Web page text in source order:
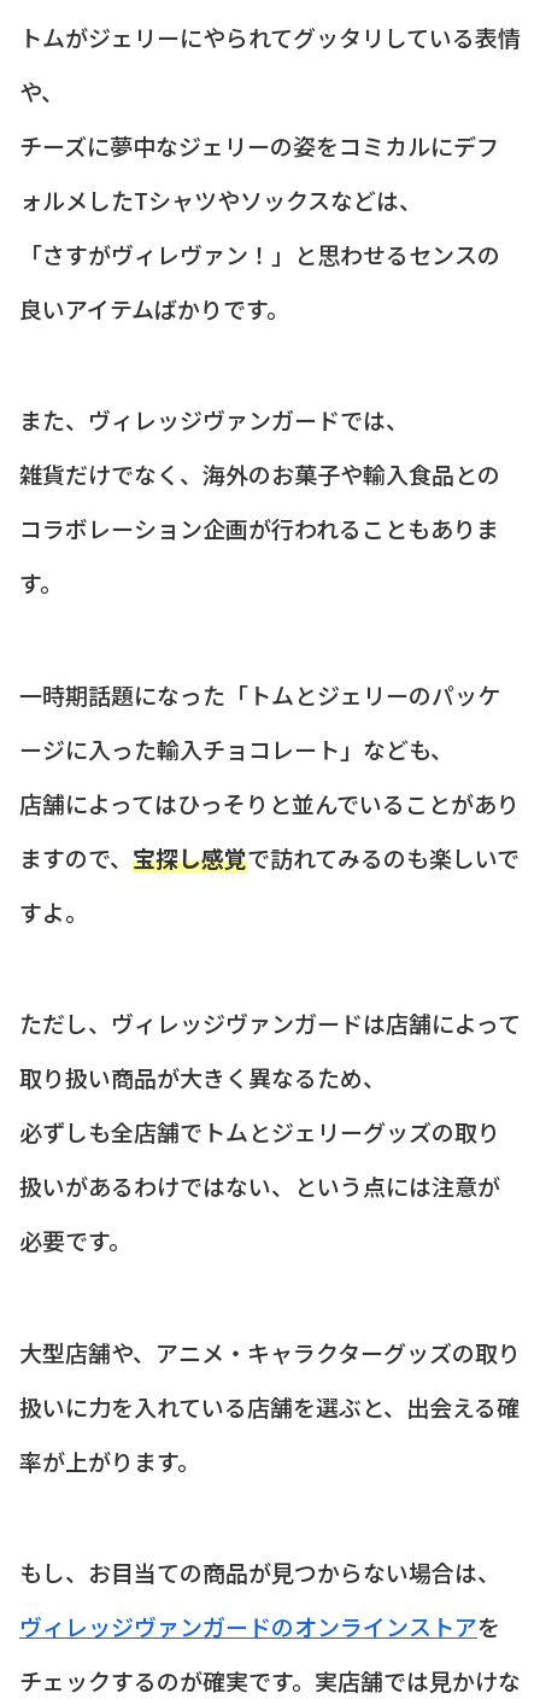
トムがジェリーにやられてグッタリしている表情
や、
チーズに夢中なジェリーの姿をコミカルにデフ
ォルメしたTシャツやソックスなどは、
「さすがヴィレヴァン！」と思わせるセンスの
良いアイテムばかりです。
また、ヴィレッジヴァンガードでは、
雑貨だけでなく、海外のお菓子や輸入食品との
コラボレーション企画が行われることもありま
す。
一時期話題になった「トムとジェリーのパッケ
ージに入った輸入チョコレート」なども、
店舗によってはひっそりと並んでいることがあり
ますので、 宝探し感覚で訪れてみるのも楽しいで
すよ。
ただし、ヴィレッジヴァンガードは店舗によって
取り扱い商品が大きく異なるため、
必ずしも全店舗でトムとジェリーグッズの取り
扱いがあるわけではない、という点には注意が
必要です。
大型店舗や、アニメ・キャラクターグッズの取り
扱いに力を入れている店舗を選ぶと、出会える確
率が上がります。
もし、お目当ての商品が見つからない場合は、
ヴィレッジヴァンガードのオンラインストアを
チェックするのが確実です。実店舗では見かけな